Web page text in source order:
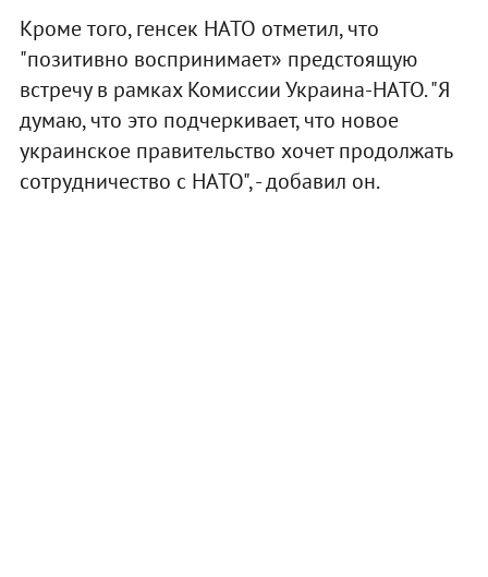
Кроме того, генсек НАТО отметил, что
"позитивно воспринимает» предстоящую
встречу в рамках Комиссии Украина-НАТО. "Я
думаю, что это подчеркивает, что новое
украинское правительство хочет продолжать
сотрудничество с НАТО", - добавил он.